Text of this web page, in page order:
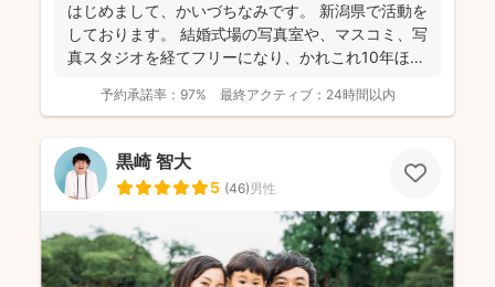
はじめまして、かいづちなみです。 新潟県で活動を
しております。 結婚式場の写真室や、マスコミ、写
真スタジオを経てフリーになり、かれこれ10年ほど
予約承諾率： 97% 最終アクティブ： 24時間以内
黒崎 智大
5 (46)男性